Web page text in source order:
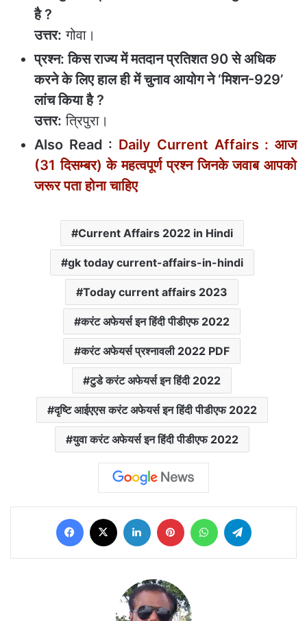
है ?
उत्तर: गोवा।
प्रश्न: किस राज्य में मतदान प्रतिशत 90 से अधिक
करने के लिए हाल ही में चुनाव आयोग ने ‘मिशन-929’
लांच किया है ?
उत्तर: त्रिपुरा।
Also Read : Daily Current Affairs : आज
(31 दिसम्‍बर) के महत्‍वपूर्ण प्रश्‍न जिनके जवाब आपको
जरूर पता होना चाहिए
Current Affairs 2022 in Hindi
gk today current-affairs-in-hindi
Today current affairs 2023
करंट अफेयर्स इन हिंदी पीडीएफ 2022
करंट अफेयर्स प्रश्नावली 2022 PDF
टुडे करंट अफेयर्स इन हिंदी 2022
दृष्टि आईएएस करंट अफेयर्स इन हिंदी पीडीएफ 2022
युवा करंट अफेयर्स इन हिंदी पीडीएफ 2022
Facebook LinkedIn PinterestWhatsApp